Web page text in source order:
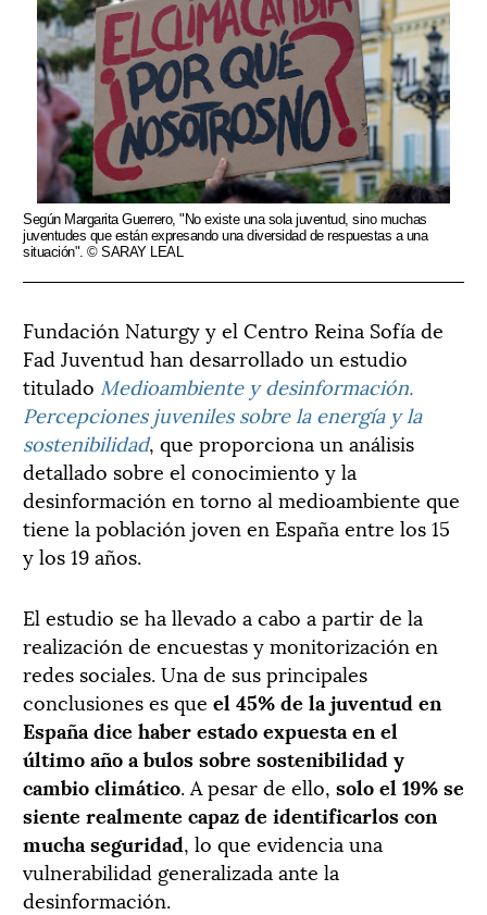
Según Margarita Guerrero, "No existe una sola juventud, sino muchas
juventudes que están expresando una diversidad de respuestas a una
situación". © SARAY LEAL
Fundación Naturgy y el Centro Reina Sofía de
Fad Juventud han desarrollado un estudio
titulado Medioambiente y desinformación.
Percepciones juveniles sobre la energía y la
sostenibilidad, que proporciona un análisis
detallado sobre el conocimiento y la
desinformación en torno al medioambiente que
tiene la población joven en España entre los 15
y los 19 años.
El estudio se ha llevado a cabo a partir de la
realización de encuestas y monitorización en
redes sociales. Una de sus principales
conclusiones es que el 45% de la juventud en
España dice haber estado expuesta en el
último año a bulos sobre sostenibilidad y
cambio climático. A pesar de ello, solo el 19% se
siente realmente capaz de identificarlos con
mucha seguridad, lo que evidencia una
vulnerabilidad generalizada ante la
desinformación.